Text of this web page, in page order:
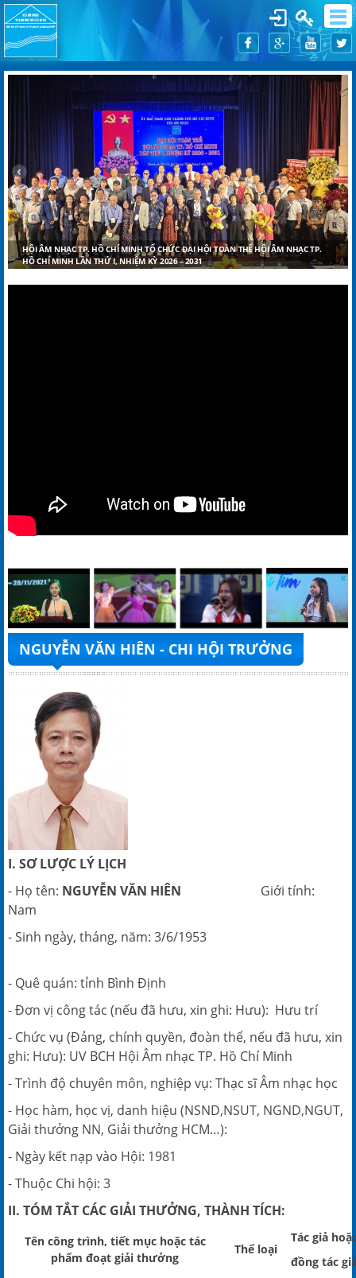
HỘI ÂM NHẠC TP. HỒ CHÍ MINH TỔ CHỨC ĐẠI HỘI TOÀN THỂ HỘI ÂM NHẠC TP.
HỒ CHÍ MINH LẦN THỨ I, NHIỆM KỲ 2026 – 2031
NGUYỄN VĂN HIÊN - CHI HỘI TRƯỞNG
I. SƠ LƯỢC LÝ LỊCH
- Họ tên: NGUYỄN VĂN HIÊN Giới tính:
Nam
- Sinh ngày, tháng, năm: 3/6/1953
- Quê quán: tỉnh Bình Định
- Đơn vị công tác (nếu đã hưu, xin ghi: Hưu): Hưu trí
- Chức vụ (Đảng, chính quyền, đoàn thể, nếu đã hưu, xin
ghi: Hưu): UV BCH Hội Âm nhạc TP. Hồ Chí Minh
- Trình độ chuyên môn, nghiệp vụ: Thạc sĩ Âm nhạc học
- Học hàm, học vị, danh hiệu (NSND,NSUT, NGND,NGUT,
Giải thưởng NN, Giải thưởng HCM…):
- Ngày kết nạp vào Hội: 1981
- Thuộc Chi hội: 3
II. TÓM TẮT CÁC GIẢI THƯỞNG, THÀNH TÍCH:
Tên công trình, tiết mục hoặc tác
phẩm đoạt giải thưởng
Thể loại
Tác giả
đồng tác